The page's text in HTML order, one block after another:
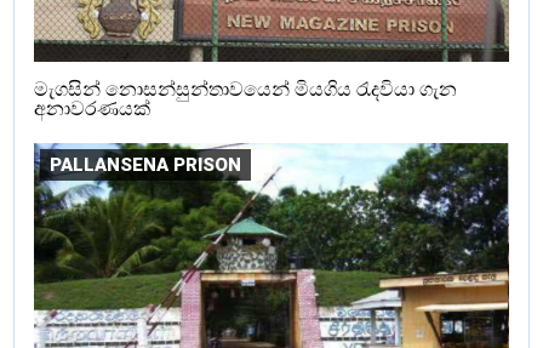
මැගසින් නොසන්සුන්තාවයෙන් මියගිය රැදවියා ගැන
අනාවරණයක්
PALLANSENA PRISON